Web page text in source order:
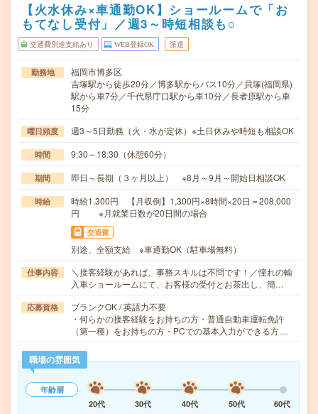
【火水休み×車通勤OK】ショールームで「お
もてなし受付」／週3～時短相談も○
交通費別途支給あり WEB登録OK 派遣
勤務地
福岡市博多区
吉塚駅から徒歩20分／博多駅からバス10分／貝塚(福岡県)
駅から車7分／千代県庁口駅から車10分／長者原駅から車
15分
曜日頻度 週3～5日勤務（火・水が定休）※土日休みや時短も相談OK
時間 9:30～18:30（休憩60分）
期間 即日～長期（３ヶ月以上） ※8月～9月～開始日相談OK
時給
時給1,300円 【月収例】1,300円×8時間×20日＝208,000
円 ※月就業日数が20日間の場合
交通費
別途、全額支給 ※車通勤OK（駐車場無料）
仕事内容
＼接客経験があれば、事務スキルは不問です！／憧れの輸
入車ショールームにて、お客様の受付とお茶出し、簡…
応募資格
ブランクOK / 英語力不要
・何らかの接客経験をお持ちの方・普通自動車運転免許
（第一種）をお持ちの方・PCでの基本入力ができる方…
職場の雰囲気
年齢層
20代
30代 40代 50代
60代